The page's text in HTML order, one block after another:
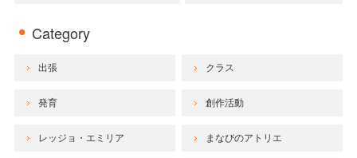
Category
出張 クラス
発育 創作活動
レッジョ・エミリア まなびのアトリエ